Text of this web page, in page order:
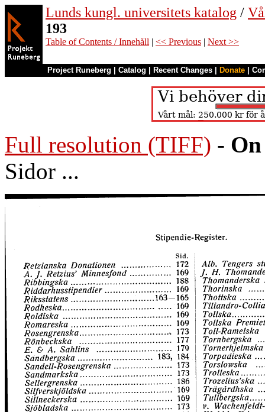
Lunds kungl. universitets katalog /
193
Table of Contents / Innehåll | << Previous | Next >>
Project Runeberg Catalog Recent Changes Donate
Full resolution (TIFF) -
Sidor ...